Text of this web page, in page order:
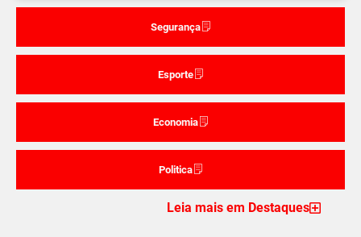
Segurança
Esporte
Economia
Politica
Leia mais em Destaques